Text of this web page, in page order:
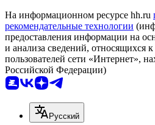
На информационном ресурсе hh.ru
рекомендательные технологии
предоставления информации на
и анализа сведений, относящихся
пользователей сети «Интернет»,
Российской Федерации)
Русский